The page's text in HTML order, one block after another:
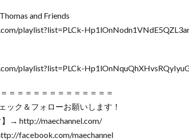
and Friends
playlist?list=PLCk-
playlist?list=PLCk-
＝＝＝＝＝＝＝＝＝＝＝＝＝
ック＆フォローお願いします！
】→ http://maechannel.com/
facebook.com/maechannel